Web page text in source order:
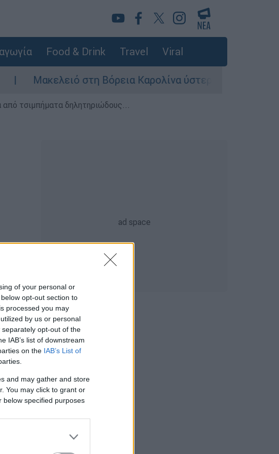
of your personal or
opt-out section to
processed you may
by us or personal
opt-out of the
IAB’s list of downstream
on the IAB’s List of
and may gather and store
You may click to grant or
below specified purposes
Food & Drink Travel Viral
Μακελειό στη Βόρεια Καρολίνα ύστερα από
τσιμπήματα δηλητηριώδους...